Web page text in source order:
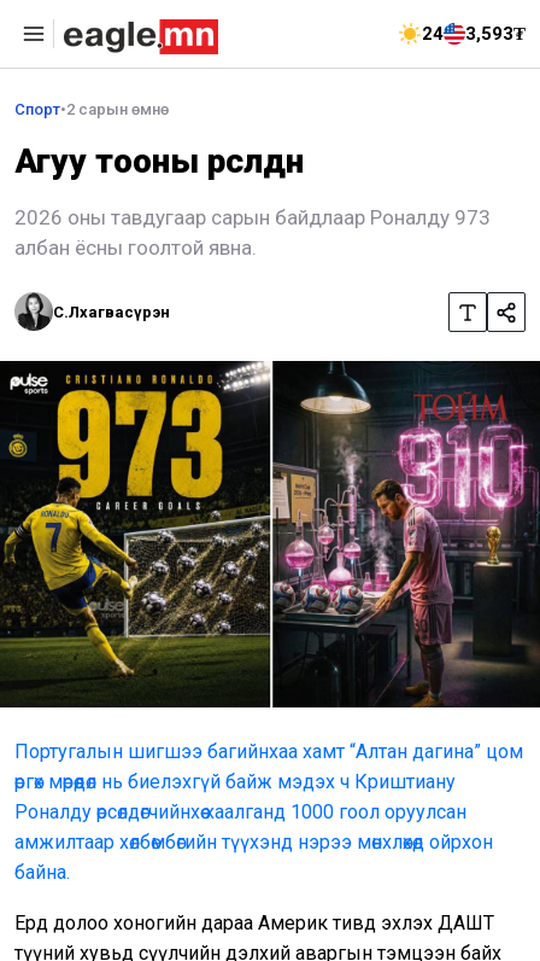
24 3,593₮
Спорт•2 сарын өмнө
Агуу тооны өрсөлдөөн
2026 оны тавдугаар сарын байдлаар Роналду 973
албан ёсны гоолтой явна.
С.Лхагвасүрэн
Португалын шигшээ багийнхаа хамт “Алтан дагина” цом
өргөх мөрөөдөл нь биелэхгүй байж мэдэх ч Криштиану
Роналду өрсөлдөгчийнхөө хаалганд 1000 гоол оруулсан
амжилтаар хөлбөмбөгийн түүхэнд нэрээ мөнхлөхөд ойрхон
байна.
Ердөө долоо хоногийн дараа Америк тивд эхлэх ДАШТ
түүний хувьд сүүлчийн дэлхий аваргын тэмцээн байх